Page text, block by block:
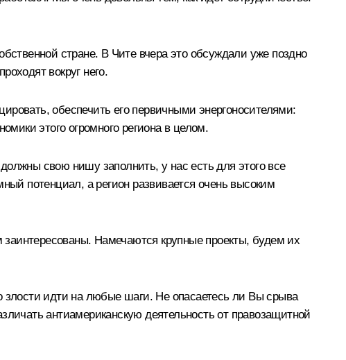
стране. В Чите вчера это обсуждали уже поздно
вокруг него.
обеспечить его первичными энергоносителями:
этого огромного региона в целом.
свою нишу заполнить, у нас есть для этого все
потенциал, а регион развивается очень высоким
Намечаются крупные проекты, будем их
идти на любые шаги. Не опасаетесь ли Вы срыва
антиамериканскую деятельность от правозащитной